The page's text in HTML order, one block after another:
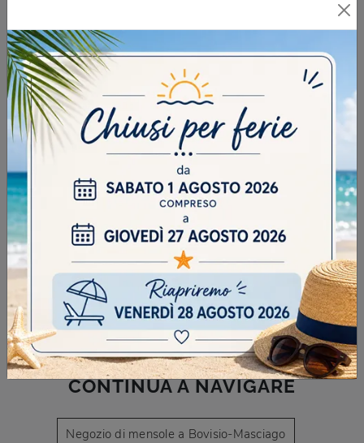
SFOGLIA I NOSTRI CATALOGHI
CONTINUA A NAVIGARE
Negozio di mensole a Bovisio-Masciago